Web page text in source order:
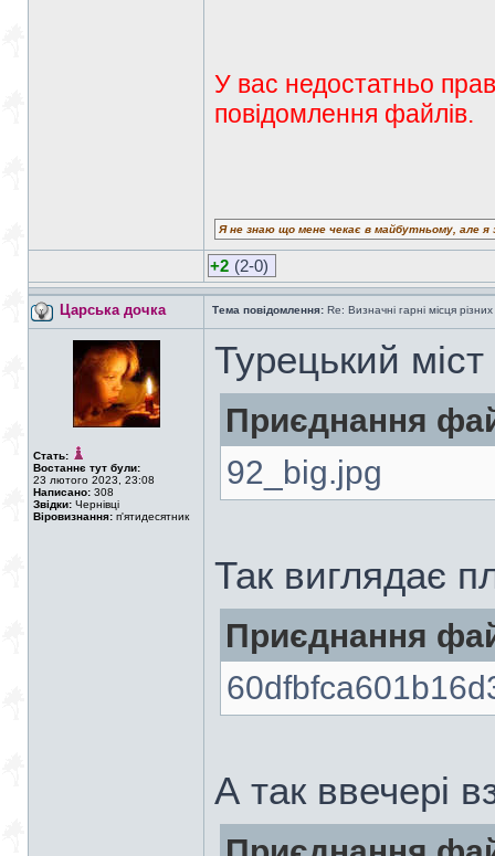
У вас недостатньо
повідомлення файлів.
Я не знаю що мене чекає в майбутньому, але
+2 (2-0)
Царська дочка Тема повідомлення: Re: Визначні гарні місця
Стать:
Востаннє тут були:
23 лютого 2023, 23:08
Написано: 308
Звідки: Чернівці
Віровизнання: п'ятидесятник
Турецький міст
Приєднання
92_big.jpg
Так виглядає
Приєднання
А так ввечері